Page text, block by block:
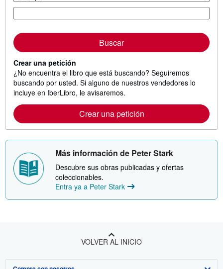
Buscar
Crear una petición
¿No encuentra el libro que está buscando? Seguiremos
buscando por usted. Si alguno de nuestros vendedores lo
incluye en IberLibro, le avisaremos.
Crear una petición
Más información de Peter Stark
Descubre sus obras publicadas y ofertas
coleccionables.
Entra ya a Peter Stark
VOLVER AL INICIO